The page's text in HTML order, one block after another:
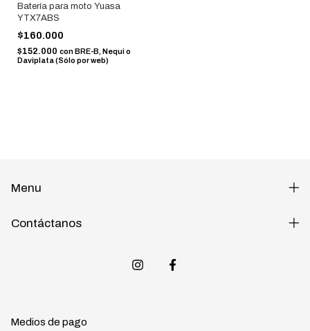
Batería para moto Yuasa
YTX7ABS
$160.000
$152.000 conBRE-B, Nequi o
Daviplata (Sólo por web)
Menu
Contáctanos
Medios de pago